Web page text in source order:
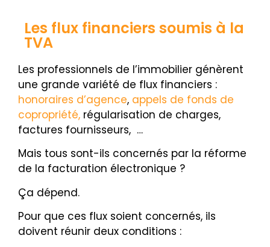
Les flux financiers soumis à la
TVA
Les professionnels de l’immobilier génèrent
une grande variété de flux financiers :
honoraires d’agence, appels de fonds de
copropriété, régularisation de charges,
factures fournisseurs, …
Mais tous sont-ils concernés par la réforme
de la facturation électronique ?
Ça dépend.
Pour que ces flux soient concernés, ils
doivent réunir deux conditions :